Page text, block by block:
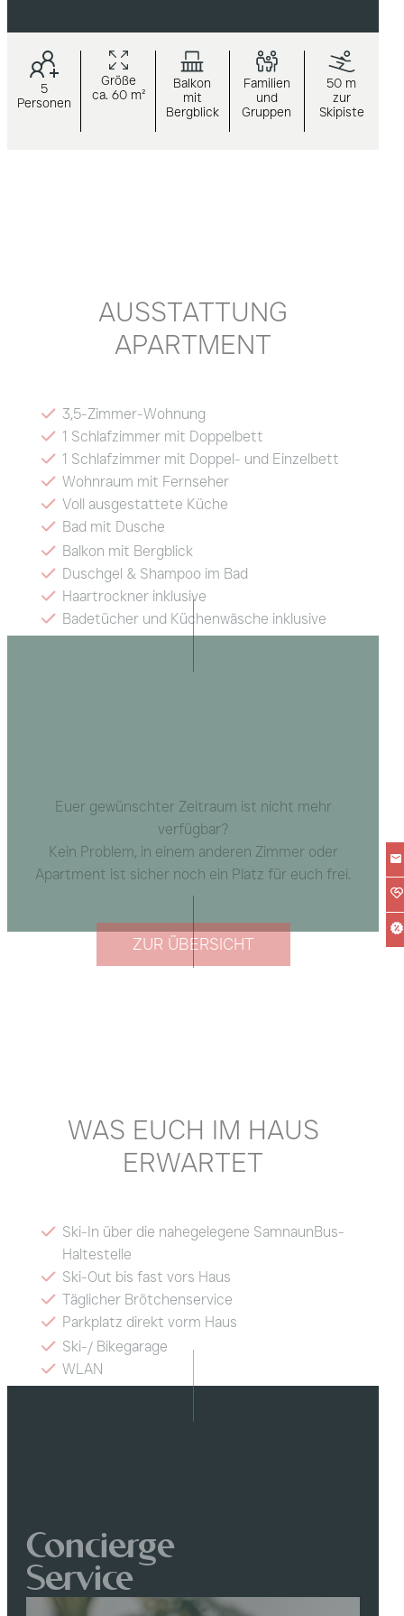
5
Personen
Größe
ca. 60 m²
Balkon
mit
Bergblick
Familien
und
Gruppen
50 m
zur
Skipiste
AUSSTATTUNG
APARTMENT
3,5-Zimmer-Wohnung
1 Schlafzimmer mit Doppelbett
1 Schlafzimmer mit Doppel- und Einzelbett
Wohnraum mit Fernseher
Voll ausgestattete Küche
Bad mit Dusche
Balkon mit Bergblick
Duschgel & Shampoo im Bad
Haartrockner inklusive
Badetücher und Küchenwäsche inklusive
Radio und Tresor
Euer gewünschter Zeitraum ist nicht mehr
verfügbar?
Kein Problem, in einem anderen Zimmer oder
Apartment ist sicher noch ein Platz für euch frei.
ZUR ÜBERSICHT
WAS EUCH IM HAUS
ERWARTET
Ski-In über die nahegelegene SamnaunBus-
Haltestelle
Ski-Out bis fast vors Haus
Täglicher Brötchenservice
Parkplatz direkt vorm Haus
Ski-/ Bikegarage
WLAN
150 Meter zum Alpenquell Erlebnisbad
Concierge
Service